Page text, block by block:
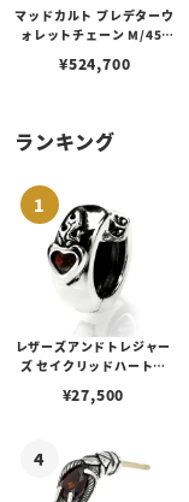
マッドカルト プレデターウ
ォレットチェーン M/45c
¥524,700
ランキング
レザーズアンドトレジャー
ズ セイクリッドハートピ
¥27,500